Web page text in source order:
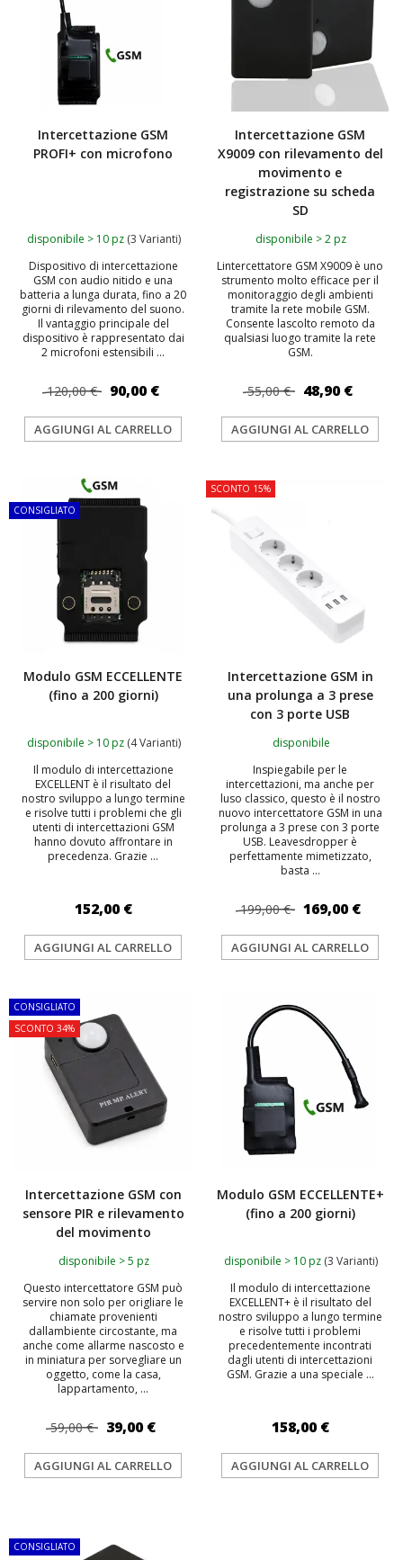
Intercettazione GSM
PROFI+ con microfono
disponibile > 10 pz (3 Varianti)
Dispositivo di intercettazione
GSM con audio nitido e una
batteria a lunga durata, fino a 20
giorni di rilevamento del suono.
Il vantaggio principale del
dispositivo è rappresentato dai
2 microfoni estensibili ...
120,00 € 90,00 €
AGGIUNGI AL CARRELLO
Intercettazione GSM
X9009 con rilevamento del
movimento e
registrazione su scheda
SD
disponibile > 2 pz
Lintercettatore GSM X9009 è uno
strumento molto efficace per il
monitoraggio degli ambienti
tramite la rete mobile GSM.
Consente lascolto remoto da
qualsiasi luogo tramite la rete
GSM.
55,00 € 48,90 €
AGGIUNGI AL CARRELLO
CONSIGLIATO
Modulo GSM ECCELLENTE
(fino a 200 giorni)
disponibile > 10 pz (4 Varianti)
Il modulo di intercettazione
EXCELLENT è il risultato del
nostro sviluppo a lungo termine
e risolve tutti i problemi che gli
utenti di intercettazioni GSM
hanno dovuto affrontare in
precedenza. Grazie ...
152,00 €
AGGIUNGI AL CARRELLO
SCONTO 15%
Intercettazione GSM in
una prolunga a 3 prese
con 3 porte USB
disponibile
Inspiegabile per le
intercettazioni, ma anche per
luso classico, questo è il nostro
nuovo intercettatore GSM in una
prolunga a 3 prese con 3 porte
USB. Leavesdropper è
perfettamente mimetizzato,
basta ...
199,00 € 169,00 €
AGGIUNGI AL CARRELLO
CONSIGLIATO
SCONTO 34%
Intercettazione GSM con
sensore PIR e rilevamento
del movimento
disponibile > 5 pz
Questo intercettatore GSM può
servire non solo per origliare le
chiamate provenienti
dallambiente circostante, ma
anche come allarme nascosto e
in miniatura per sorvegliare un
oggetto, come la casa,
lappartamento, ...
59,00 € 39,00 €
AGGIUNGI AL CARRELLO
Modulo GSM ECCELLENTE+
(fino a 200 giorni)
disponibile > 10 pz (3 Varianti)
Il modulo di intercettazione
EXCELLENT+ è il risultato del
nostro sviluppo a lungo termine
e risolve tutti i problemi
precedentemente incontrati
dagli utenti di intercettazioni
GSM. Grazie a una speciale ...
158,00 €
AGGIUNGI AL CARRELLO
CONSIGLIATO